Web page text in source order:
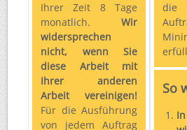
Ihrer Zeit 8 Tage
monatlich. Wir
widersprechen
nicht, wenn Sie
diese Arbeit mit
Ihrer anderen
Arbeit vereinigen!
Für die Ausführung
von jedem Auftrag
die
So